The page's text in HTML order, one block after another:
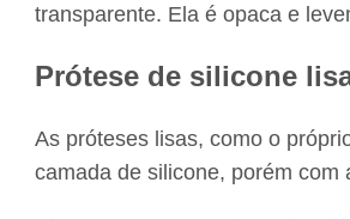
transparente. Ela é opaca e
Prótese de silicone
As próteses lisas, como o
camada de silicone, porém com